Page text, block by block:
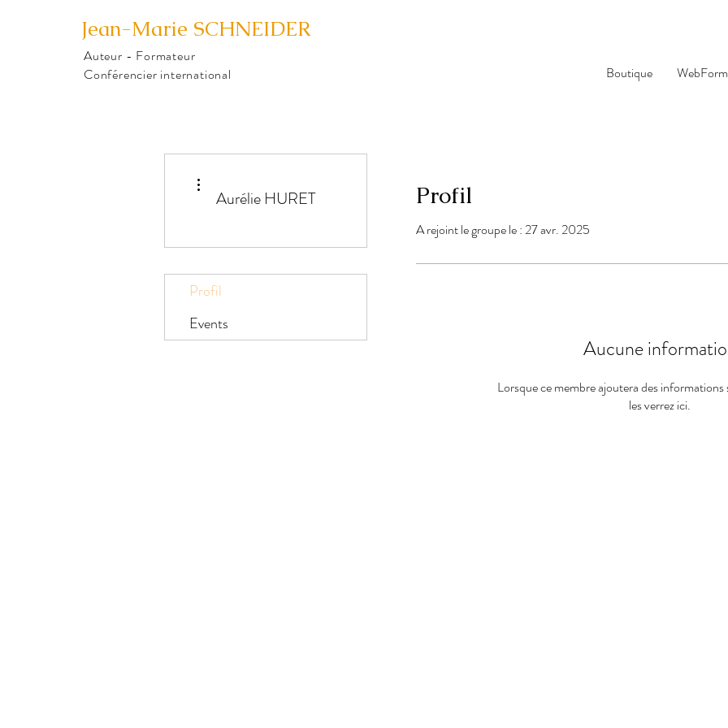
Jean-Marie SCHNEIDER
Auteur - Formateur
Conférencier international
Boutique
Profil
A rejoint le groupe le : 27 avr. 2025
Aucune
Lorsque ce membre ajoutera des
les verrez ici.
Aurélie HURET
Profil
Events